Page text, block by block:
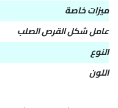
ميزات خاصة
عامل شكل القرص الصلب
النوع
اللون